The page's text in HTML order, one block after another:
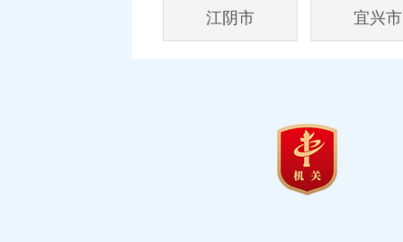
江阴市 宜兴市